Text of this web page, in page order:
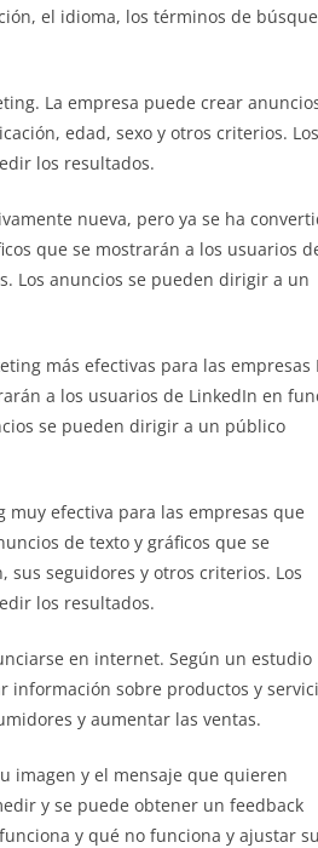
el idioma, los términos de
La empresa puede crear
edad, sexo y otros criterios. Los
los resultados.
nueva, pero ya se ha
que se mostrarán a los usuarios
Los anuncios se pueden dirigir a un
más efectivas para las empresas
a los usuarios de LinkedIn en
se pueden dirigir a un público
efectiva para las empresas que
de texto y gráficos que se
seguidores y otros criterios. Los
los resultados.
en internet. Según un estudio
información sobre productos y
y aumentar las ventas.
imagen y el mensaje que quieren
y se puede obtener un feedback
y qué no funciona y ajustar